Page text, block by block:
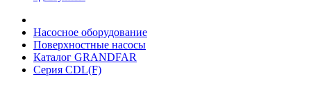
Насосное оборудование
Поверхностные насосы
Каталог GRANDFAR
Серия CDL(F)